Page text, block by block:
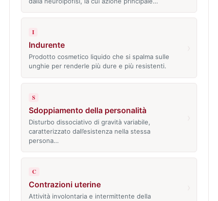
I
Indurente
Prodotto cosmetico liquido che si spalma sulle
unghie per renderle più dure e più resistenti.
S
Sdoppiamento della personalità
Disturbo dissociativo di gravità variabile,
caratterizzato dall’esistenza nella stessa
persona…
C
Contrazioni uterine
Attività involontaria e intermittente della